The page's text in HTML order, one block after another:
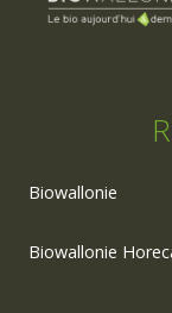
Biowallonie
Biowallonie